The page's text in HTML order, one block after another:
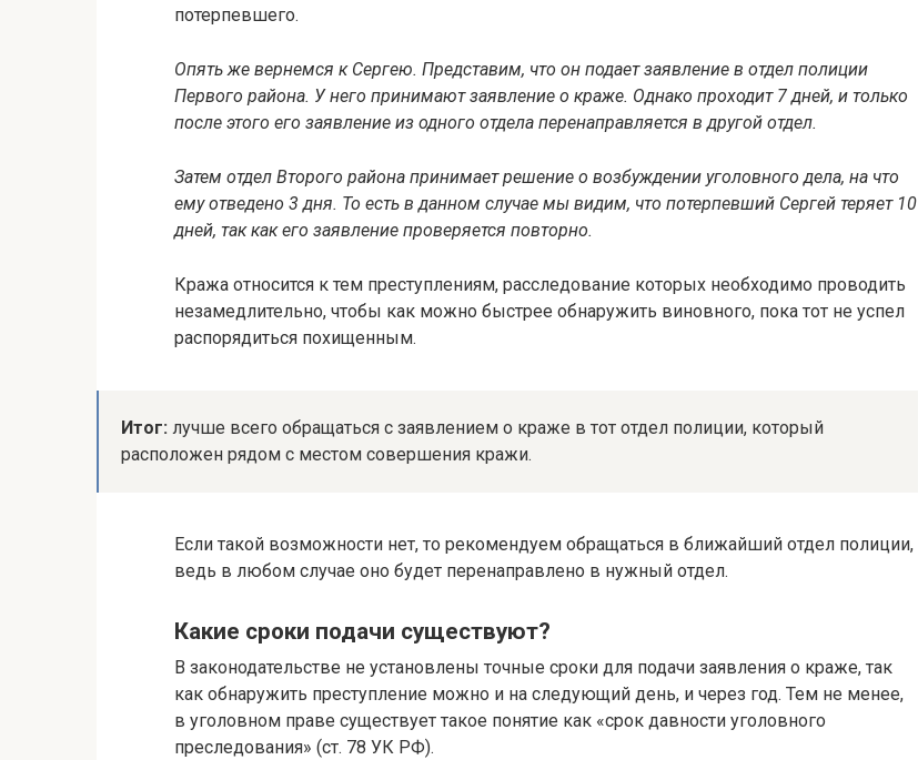
потерпевшего.
Опять же вернемся к Сергею. Представим, что он подает заявление в отдел полиции
Первого района. У него принимают заявление о краже. Однако проходит 7 дней, и только
после этого его заявление из одного отдела перенаправляется в другой отдел.
Затем отдел Второго района принимает решение о возбуждении уголовного дела, на что
ему отведено 3 дня. То есть в данном случае мы видим, что потерпевший Сергей теряет 10
дней, так как его заявление проверяется повторно.
Кража относится к тем преступлениям, расследование которых необходимо проводить
незамедлительно, чтобы как можно быстрее обнаружить виновного, пока тот не успел
распорядиться похищенным.
Итог: лучше всего обращаться с заявлением о краже в тот отдел полиции, который
расположен рядом с местом совершения кражи.
Если такой возможности нет, то рекомендуем обращаться в ближайший отдел полиции,
ведь в любом случае оно будет перенаправлено в нужный отдел.
Какие сроки подачи существуют?
В законодательстве не установлены точные сроки для подачи заявления о краже, так
как обнаружить преступление можно и на следующий день, и через год. Тем не менее,
в уголовном праве существует такое понятие как «срок давности уголовного
преследования» (ст. 78 УК РФ).